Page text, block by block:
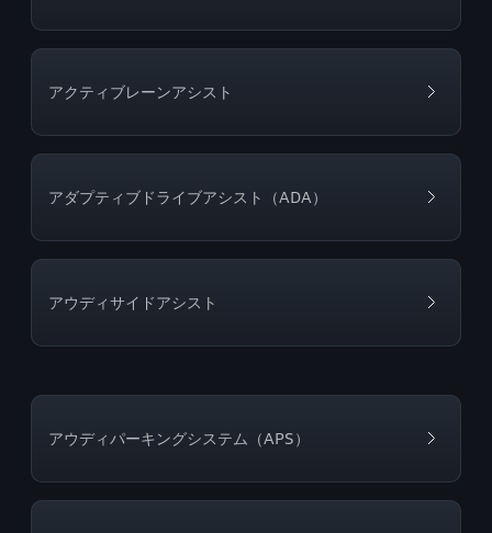
アクティブレーンアシスト
アダプティブドライブアシスト（ADA）
アウディサイドアシスト
アウディパーキングシステム（APS）